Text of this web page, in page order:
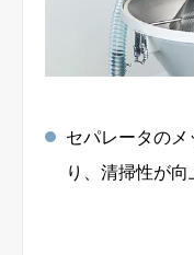
セパレータのメ
り、清掃性が向